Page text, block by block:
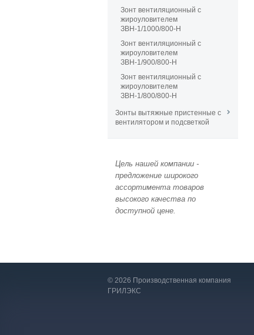
Зонт вентиляционный с
жироуловителем
ЗВН-1/1000/800-Н
Зонт вентиляционный с
жироуловителем
ЗВН-1/900/800-Н
Зонт вентиляционный с
жироуловителем
ЗВН-1/800/800-Н
Зонты вытяжные пристенные с
вентилятором и подсветкой
Цель нашей компании -
предложение широкого
ассортимента товаров
высокого качества по
доступной цене.
© 2026 Производственная компания
ГРИЛЭКС